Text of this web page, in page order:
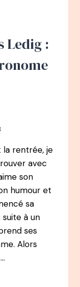
Ledig :
la rentrée, je
avec
son
humour et
sa
à un
ses
Alors